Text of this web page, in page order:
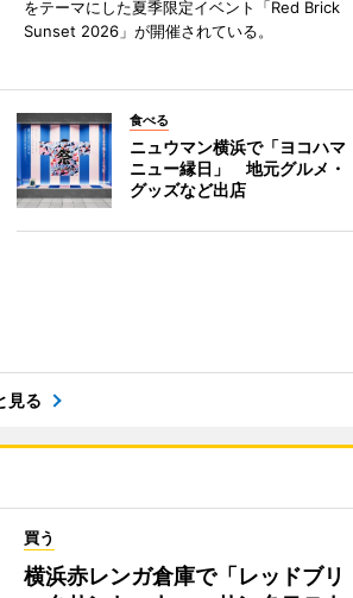
をテーマにした夏季限定イベント「Red Brick
Sunset 2026」が開催されている。
食べる
ニュウマン横浜で「ヨコハマ
ニュー縁日」 地元グルメ・
グッズなど出店
見る
買う
横浜赤レンガ倉庫で「レッドブリ